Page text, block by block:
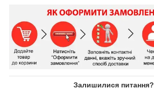
Залишилися питання?